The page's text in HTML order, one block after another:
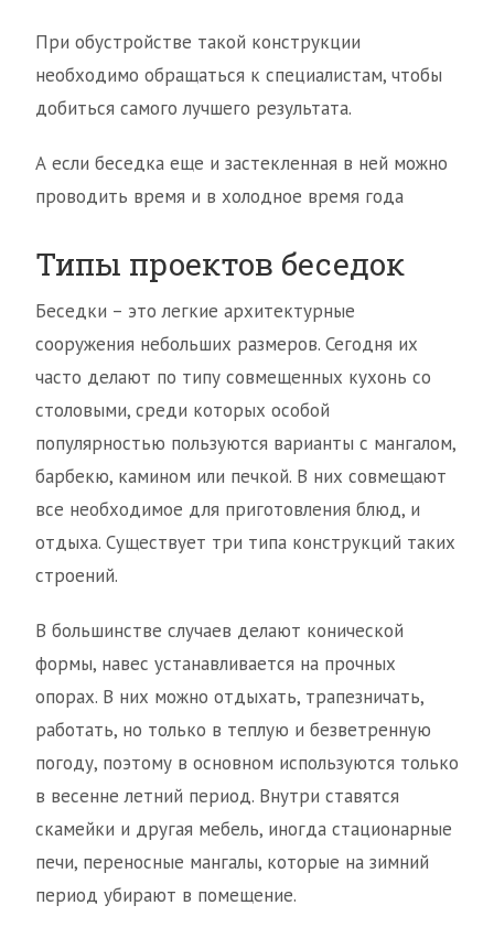
При обустройстве такой конструкции
необходимо обращаться к специалистам, чтобы
добиться самого лучшего результата.
А если беседка еще и застекленная в ней можно
проводить время и в холодное время года
Типы проектов беседок
Беседки – это легкие архитектурные
сооружения небольших размеров. Сегодня их
часто делают по типу совмещенных кухонь со
столовыми, среди которых особой
популярностью пользуются варианты с мангалом,
барбекю, камином или печкой. В них совмещают
все необходимое для приготовления блюд, и
отдыха. Существует три типа конструкций таких
строений.
В большинстве случаев делают конической
формы, навес устанавливается на прочных
опорах. В них можно отдыхать, трапезничать,
работать, но только в теплую и безветренную
погоду, поэтому в основном используются только
в весенне летний период. Внутри ставятся
скамейки и другая мебель, иногда стационарные
печи, переносные мангалы, которые на зимний
период убирают в помещение.